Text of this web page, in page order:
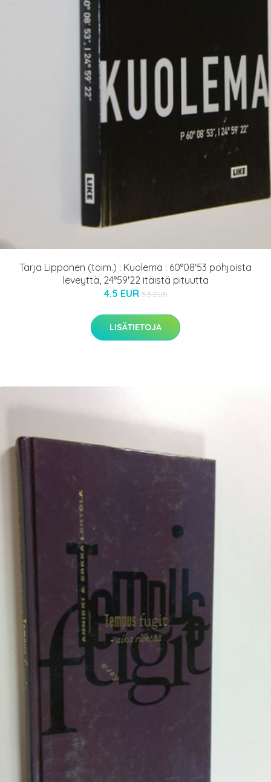
Tarja Lipponen (toim.) : Kuolema : 60°08'53 pohjoista
leveyttä, 24°59'22 itäistä pituutta
4.5 EUR 5.5 EUR
LISÄTIETOJA